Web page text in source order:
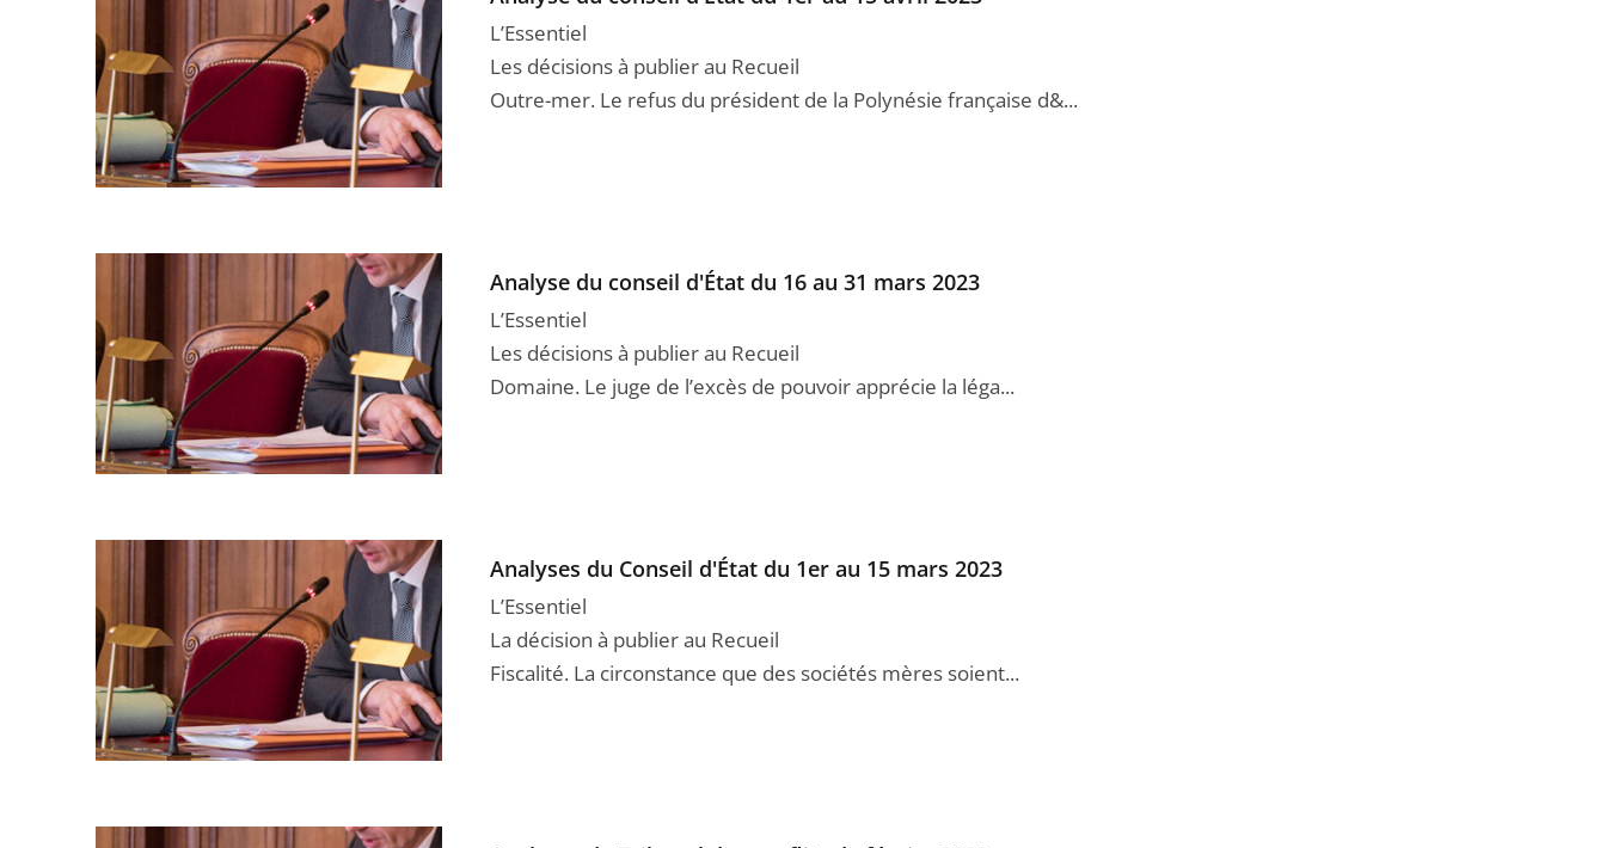
L’Essentiel
Les décisions à publier au Recueil
Outre-mer. Le refus du président de la Polynésie française d&...
Analyse du conseil d'État du 16 au 31 mars 2023
L’Essentiel
Les décisions à publier au Recueil
Domaine. Le juge de l’excès de pouvoir apprécie la léga...
Analyses du Conseil d'État du 1er au 15 mars 2023
L’Essentiel
La décision à publier au Recueil
Fiscalité. La circonstance que des sociétés mères soient...